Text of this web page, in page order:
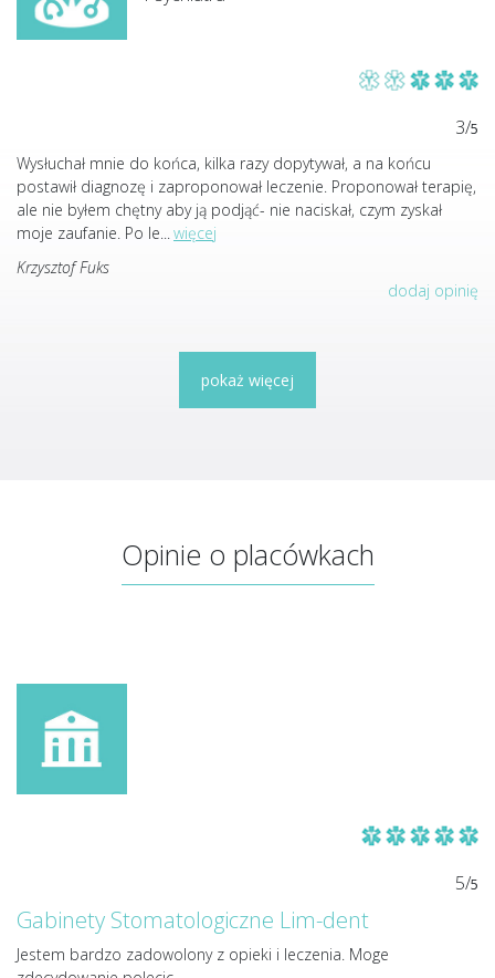
3/5
Wysłuchał mnie do końca, kilka razy dopytywał, a na końcu
postawił diagnozę i zaproponował leczenie. Proponował terapię,
ale nie byłem chętny aby ją podjąć- nie naciskał, czym zyskał
moje zaufanie. Po le...więcej
Krzysztof Fuks
dodaj opinię
pokaż więcej
Opinie o placówkach
5/5
Gabinety Stomatologiczne Lim-dent
Jestem bardzo zadowolony z opieki i leczenia. Moge